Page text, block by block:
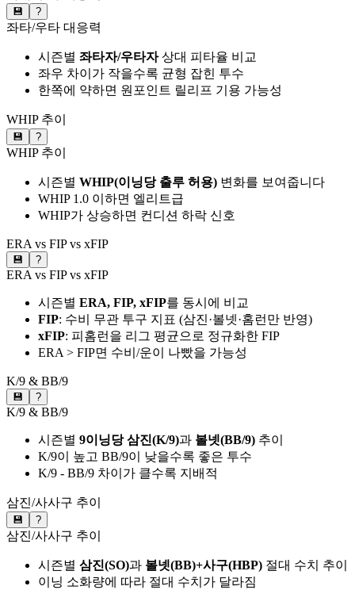
💾 ?
좌타/우타 대응력
시즌별 좌타자/우타자상대 피타율 비교
좌우 차이가 작을수록 균형 잡힌 투수
한쪽에 약하면 원포인트 릴리프 기용 가능성
WHIP 추이
💾 ?
WHIP 추이
시즌별 WHIP(이닝당 출루 허용) 변화를 보여줍니다
WHIP 1.0 이하면 엘리트급
WHIP가 상승하면 컨디션 하락 신호
ERA vs FIP vs xFIP
💾 ?
ERA vs FIP vs xFIP
시즌별 ERA, FIP, xFIP를 동시에 비교
FIP: 수비 무관 투구 지표 (삼진·볼넷·홈런만 반영)
xFIP: 피홈런을 리그 평균으로 정규화한 FIP
ERA > FIP면 수비/운이 나빴을 가능성
K/9 & BB/9
💾 ?
K/9 & BB/9
시즌별 9이닝당 삼진(K/9)과 볼넷(BB/9) 추이
K/9이 높고 BB/9이 낮을수록 좋은 투수
K/9 - BB/9 차이가 클수록 지배적
삼진/사사구 추이
💾 ?
삼진/사사구 추이
시즌별 삼진(SO)과 볼넷(BB)+사구(HBP) 절대 수치 추이
이닝 소화량에 따라 절대 수치가 달라짐